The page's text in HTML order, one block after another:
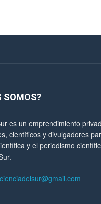
SOMOS?
es un emprendimiento
científicos y divulgadores
y el periodismo